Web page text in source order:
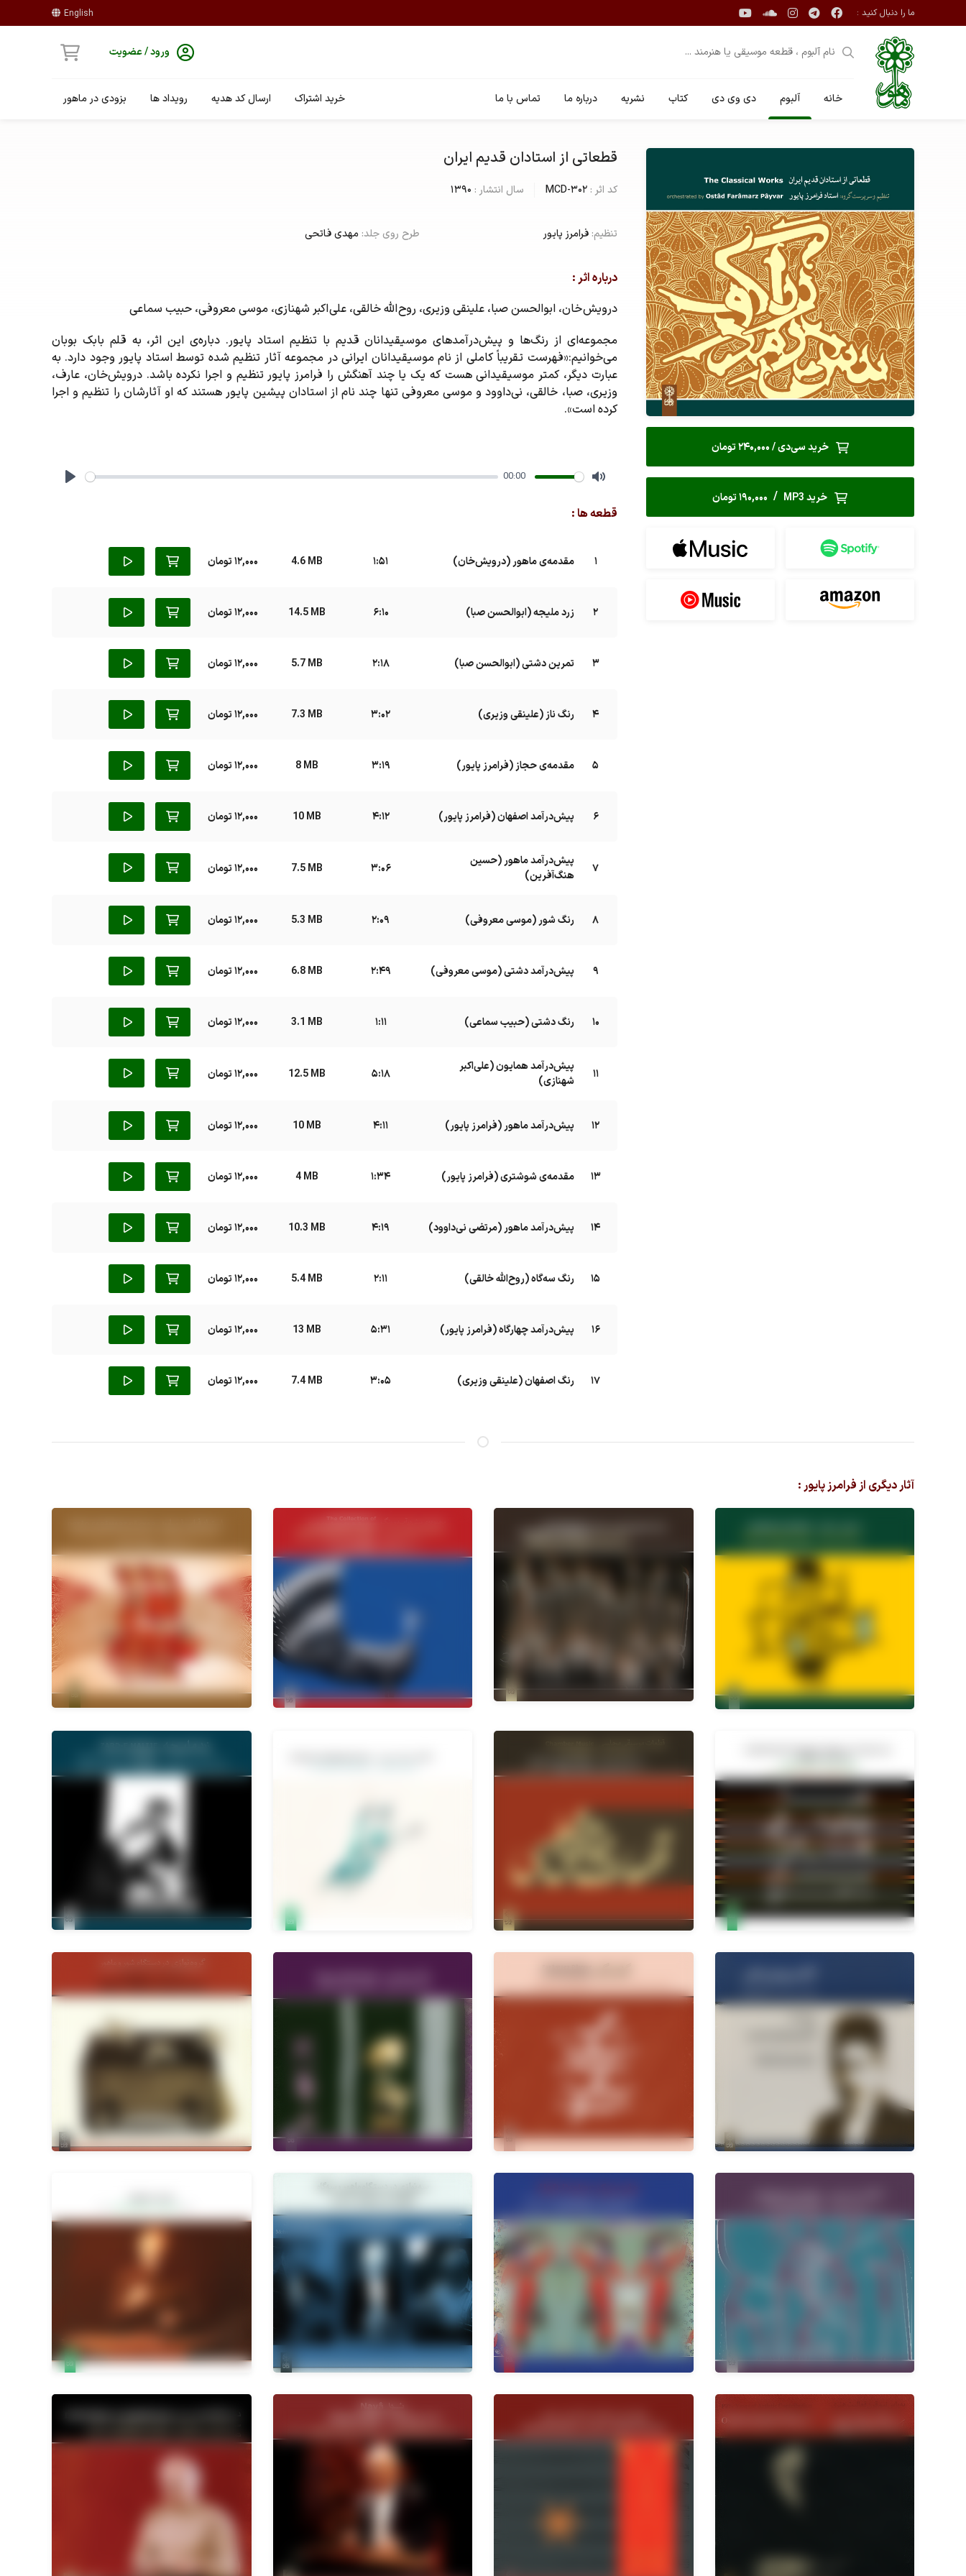
ما را دنبال کنید : English
ورود / عضویت
خانه آلبوم دی وی دی کتاب نشریه درباره ما تماس با ما خرید اشتراک ارسال کد هدیه رویداد ها بزودی در ماهور
خرید سی‌دی / 240,000 تومان
خرید MP3 / 190,000 تومان
قطعاتی از استادان قدیم ایران
کد اثر :MCD-302 سال انتشار : 1390
تنظیم:فرامرز پایور طرح روی جلد: مهدی فاتحی
درباره اثر :
درویش خان، ابوالحسن صبا، علینقی وزیری، روح الله خالقی، علی اکبر شهنازی، موسی معروفی، حبیب سماعی
مجموعه‌ای از رنگ‌ها و پیش‌درآمدهای موسیقیدانان قدیم با تنظیم استاد پایور. دباره‌ی این اثر، به قلم بابک بوبان
می‌خوانیم:«فهرست تقریباً کاملی از نام موسیقیدانان ایرانی در مجموعه آثار تنظیم‌ شده توسط استاد پایور وجود دارد. به
عبارت دیگر، کمتر موسیقیدانی هست که یک یا چند آهنگش را فرامرز پایور تنظیم و اجرا نکرده باشد. درویش‌خان، عارف،
وزیری، صبا، خالقی، نی‌داوود و موسی معروفی تنها چند نام از استادان پیشین پایور هستند که او آثارشان را تنظیم و اجرا
کرده است».
00:00
قطعه ها :
1 مقدمه‌ی ماهور (درویش‌خان) 1:51
4.6 MB 12,000 تومان
2 زرد ملیجه (ابوالحسن صبا) 6:10
14.5 MB 12,000 تومان
3 تمرین دشتی (ابوالحسن صبا) 2:18
5.7 MB 12,000 تومان
4 رنگ ناز (علینقی وزیری) 3:02
7.3 MB 12,000 تومان
5 مقدمه‌ی حجاز (فرامرز پایور) 3:19
8 MB 12,000 تومان
6 پیش‌درآمد اصفهان (فرامرز پایور) 4:12
10 MB 12,000 تومان
7
پیش‌درآمد ماهور (حسین
هنگ‌آفرین)
3:06
7.5 MB 12,000 تومان
8 رنگ شور (موسی معروفی) 2:09
5.3 MB 12,000 تومان
9 پیش‌درآمد دشتی (موسی معروفی) 2:49
6.8 MB 12,000 تومان
10 رنگ دشتی (حبیب سماعی) 1:11
3.1 MB 12,000 تومان
11
پیش‌درآمد همایون (علی‌اکبر
شهنازی)
5:18
12.5 MB 12,000 تومان
12 پیش‌درآمد ماهور (فرامرز پایور) 4:11
10 MB 12,000 تومان
13 مقدمه‌ی شوشتری (فرامرز پایور) 1:34
4 MB 12,000 تومان
14 پیش‌درآمد ماهور (مرتضی نی‌داوود) 4:19
10.3 MB 12,000 تومان
15 رنگ سه‌گاه (روح‌الله خالقی) 2:11
5.4 MB 12,000 تومان
16 پیش‌درآمد چهارگاه (فرامرز پایور) 5:31
13 MB 12,000 تومان
17 رنگ اصفهان (علینقی وزیری) 3:05
7.4 MB 12,000 تومان
آثار دیگری از فرامرز پایور :